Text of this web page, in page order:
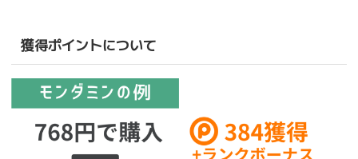
獲得ポイントについて